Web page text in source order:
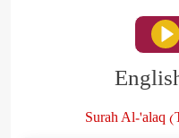
Surah Al-'alaq